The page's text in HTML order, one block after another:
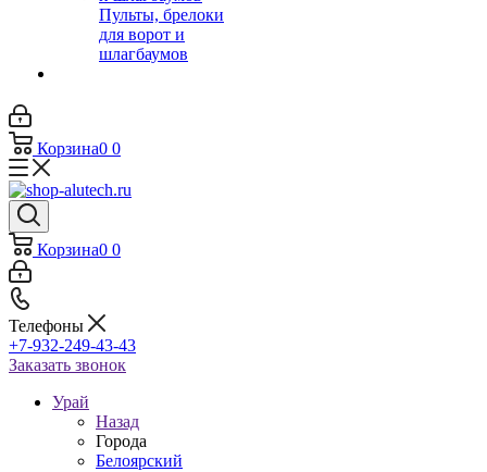
Пульты, брелоки
для ворот и
шлагбаумов
Корзина0 0
Корзина0 0
Телефоны
+7-932-249-43-43
Заказать звонок
Урай
Назад
Города
Белоярский